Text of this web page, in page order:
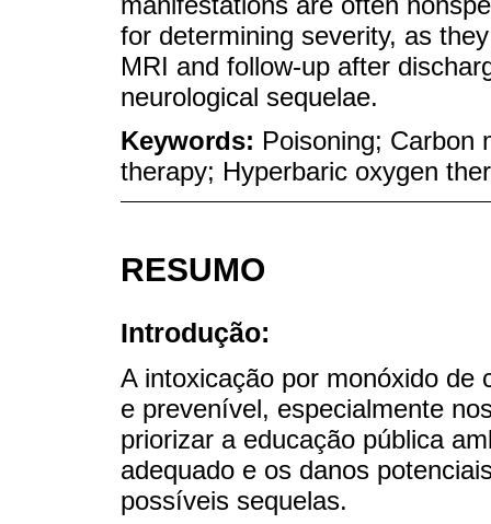
for determining severity, as
MRI and follow-up after
neurological sequelae.
Keywords: Poisoning; Carbon
therapy; Hyperbaric oxygen
RESUMO
Introdução:
A intoxicação por monóxido de
e prevenível, especialmente
priorizar a educação pública
adequado e os danos
possíveis sequelas.